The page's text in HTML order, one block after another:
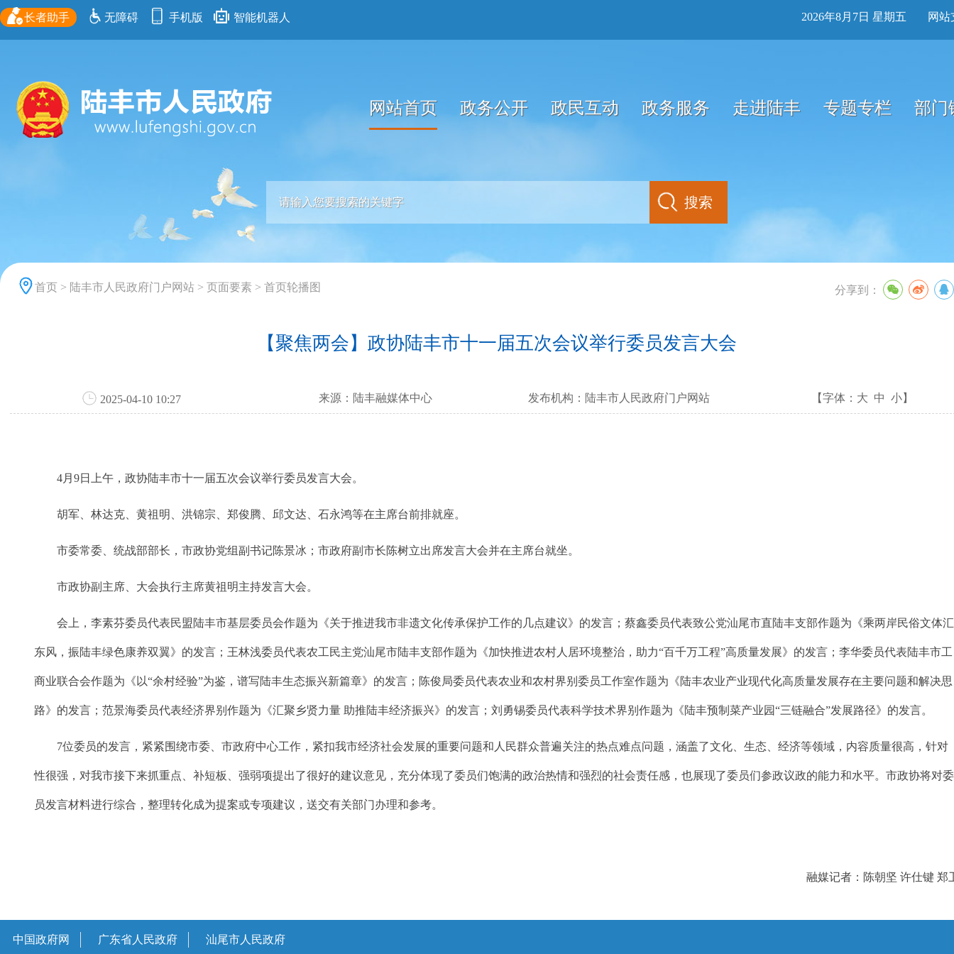
长者助手 无障碍 手机版 智能机器人 2026年8月7日 星期五 网站
网站首页 政务公开 政民互动 政务服务 走进陆丰 专题专栏 部门
首页 > 陆丰市人民政府门户网站 > 页面要素 > 首页轮播图 分享到：
【聚焦两会】政协陆丰市十一届五次会议举行委员发言大会
2025-04-10 10:27 来源： 陆丰融媒体中心 发布机构： 陆丰市人民政府门户网站 【字体： 大 中 小】
4月9日上午，政协陆丰市十一届五次会议举行委员发言大会。
胡军、林达克、黄祖明、洪锦宗、郑俊腾、邱文达、石永鸿等在主席台前排就座。
市委常委、统战部部长，市政协党组副书记陈景冰；市政府副市长陈树立出席发言大会并在主席台就坐。
市政协副主席、大会执行主席黄祖明主持发言大会。
会上，李素芬委员代表民盟陆丰市基层委员会作题为《关于推进我市非遗文化传承保护工作的几点建议》的发言；蔡鑫委员代表致公党汕尾市直陆丰支部作题为《乘两岸民俗文体汇
东风，振陆丰绿色康养双翼》的发言；王林浅委员代表农工民主党汕尾市陆丰支部作题为《加快推进农村人居环境整治，助力“百千万工程”高质量发展》的发言；李华委员代表陆丰市工
商业联合会作题为《以“余村经验”为鉴，谱写陆丰生态振兴新篇章》的发言；陈俊局委员代表农业和农村界别委员工作室作题为《陆丰农业产业现代化高质量发展存在主要问题和解决思
路》的发言；范景海委员代表经济界别作题为《汇聚乡贤力量 助推陆丰经济振兴》的发言；刘勇锡委员代表科学技术界别作题为《陆丰预制菜产业园“三链融合”发展路径》的发言。
7位委员的发言，紧紧围绕市委、市政府中心工作，紧扣我市经济社会发展的重要问题和人民群众普遍关注的热点难点问题，涵盖了文化、生态、经济等领域，内容质量很高，针对
性很强，对我市接下来抓重点、补短板、强弱项提出了很好的建议意见，充分体现了委员们饱满的政治热情和强烈的社会责任感，也展现了委员们参政议政的能力和水平。市政协将对委
员发言材料进行综合，整理转化成为提案或专项建议，送交有关部门办理和参考。
融媒记者：陈朝坚 许仕键 郑
中国政府网 广东省人民政府 汕尾市人民政府